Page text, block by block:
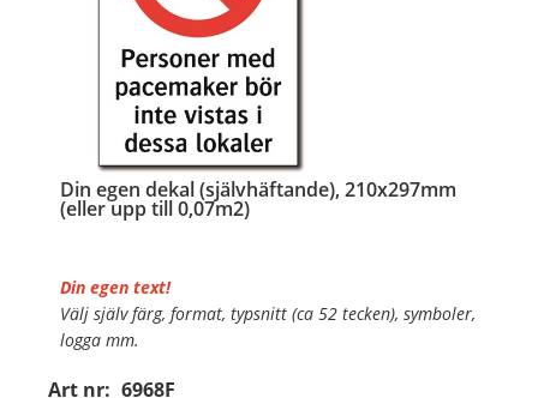
Din egen dekal (självhäftande), 210x297mm
(eller upp till 0,07m2)
Art nr: 6968F
Din egen text!
Välj själv färg, format, typsnitt (ca 52 tecken), symboler,
logga mm.
Material:Självhäftande folie